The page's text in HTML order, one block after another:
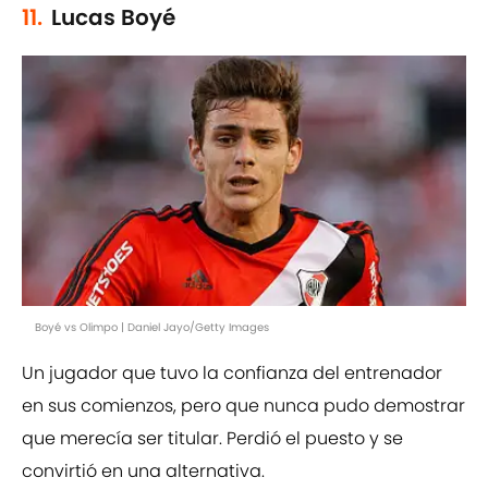
11. Lucas Boyé
Boyé vs Olimpo | Daniel Jayo/Getty Images
Un jugador que tuvo la confianza del entrenador
en sus comienzos, pero que nunca pudo demostrar
que merecía ser titular. Perdió el puesto y se
convirtió en una alternativa.